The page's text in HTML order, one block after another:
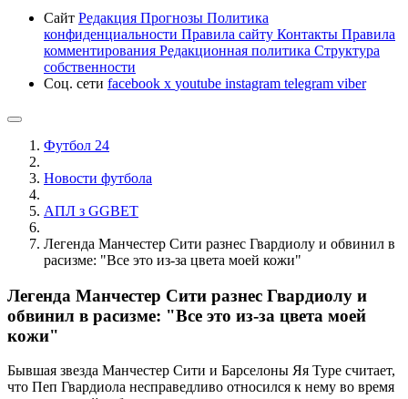
Сайт Редакция Прогнозы Политика
конфиденциальности Правила сайту Контакты Правила
комментирования Редакционная политика Структура
собственности
Соц. сети facebook x youtube instagram telegram viber
Футбол 24
Новости футбола
АПЛ з GGBET
Легенда Манчестер Сити разнес Гвардиолу и обвинил в
расизме: "Все это из-за цвета моей кожи"
Легенда Манчестер Сити разнес Гвардиолу и
обвинил в расизме: "Все это из-за цвета моей
кожи"
Бывшая звезда Манчестер Сити и Барселоны Яя Туре считает,
что Пеп Гвардиола несправедливо относился к нему во время